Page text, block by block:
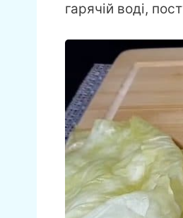
гарячій воді,